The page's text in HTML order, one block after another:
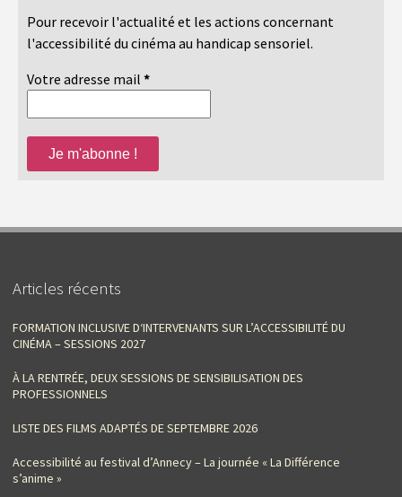
Pour recevoir l'actualité et les actions concernant
l'accessibilité du cinéma au handicap sensoriel.
Votre adresse mail *
Articles récents
FORMATION INCLUSIVE D‘INTERVENANTS SUR L’ACCESSIBILITÉ DU
CINÉMA – SESSIONS 2027
À LA RENTRÉE, DEUX SESSIONS DE SENSIBILISATION DES
PROFESSIONNELS
LISTE DES FILMS ADAPTÉS DE SEPTEMBRE 2026
Accessibilité au festival d’Annecy – La journée « La Différence
s’anime »